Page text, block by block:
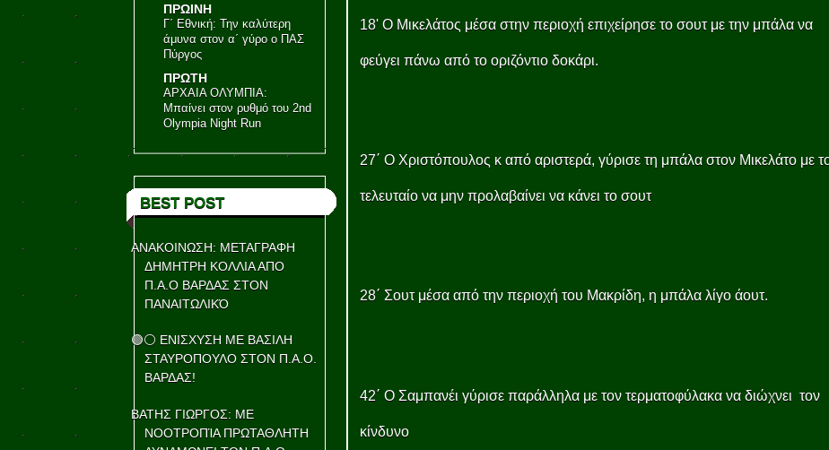
ΠΡΩΙΝΗ
Γ΄ Εθνική: Την καλύτερη
άμυνα στον α΄ γύρο ο ΠΑΣ
Πύργος
ΠΡΩΤΗ
ΑΡΧΑΙΑ ΟΛΥΜΠΙΑ:
Μπαίνει στον ρυθμό του 2nd
Olympia Night Run
BEST POST
ΑΝΑΚΟΙΝΩΣΗ: ΜΕΤΑΓΡΑΦΗ
ΔΗΜΗΤΡΗ ΚΟΛΛΙΑ ΑΠΟ
Π.Α.Ο ΒΑΡΔΑΣ ΣΤΟΝ
ΠΑΝΑΙΤΩΛΙΚΌ
🟢⚪ ΕΝΙΣΧΥΣΗ ΜΕ ΒΑΣΙΛΗ
ΣΤΑΥΡΟΠΟΥΛΟ ΣΤΟΝ Π.Α.Ο.
ΒΑΡΔΑΣ!
ΒΑΤΗΣ ΓΙΩΡΓΟΣ: ΜΕ
ΝΟΟΤΡΟΠΊΑ ΠΡΩΤΑΘΛΗΤΗ
18' Ο Μικελάτος μέσα στην περιοχή επιχείρησε το σουτ με την μπάλα να
φεύγει πάνω από το οριζόντιο δοκάρι.
27΄ Ο Χριστόπουλος κ από αριστερά, γύρισε τη μπάλα στον Μικελάτο με
τελευταίο να μην προλαβαίνει να κάνει το σουτ
28΄ Σουτ μέσα από την περιοχή του Μακρίδη, η μπάλα λίγο άουτ.
42΄ Ο Σαμπανέι γύρισε παράλληλα με τον τερματοφύλακα να διώχνει τον
κίνδυνο